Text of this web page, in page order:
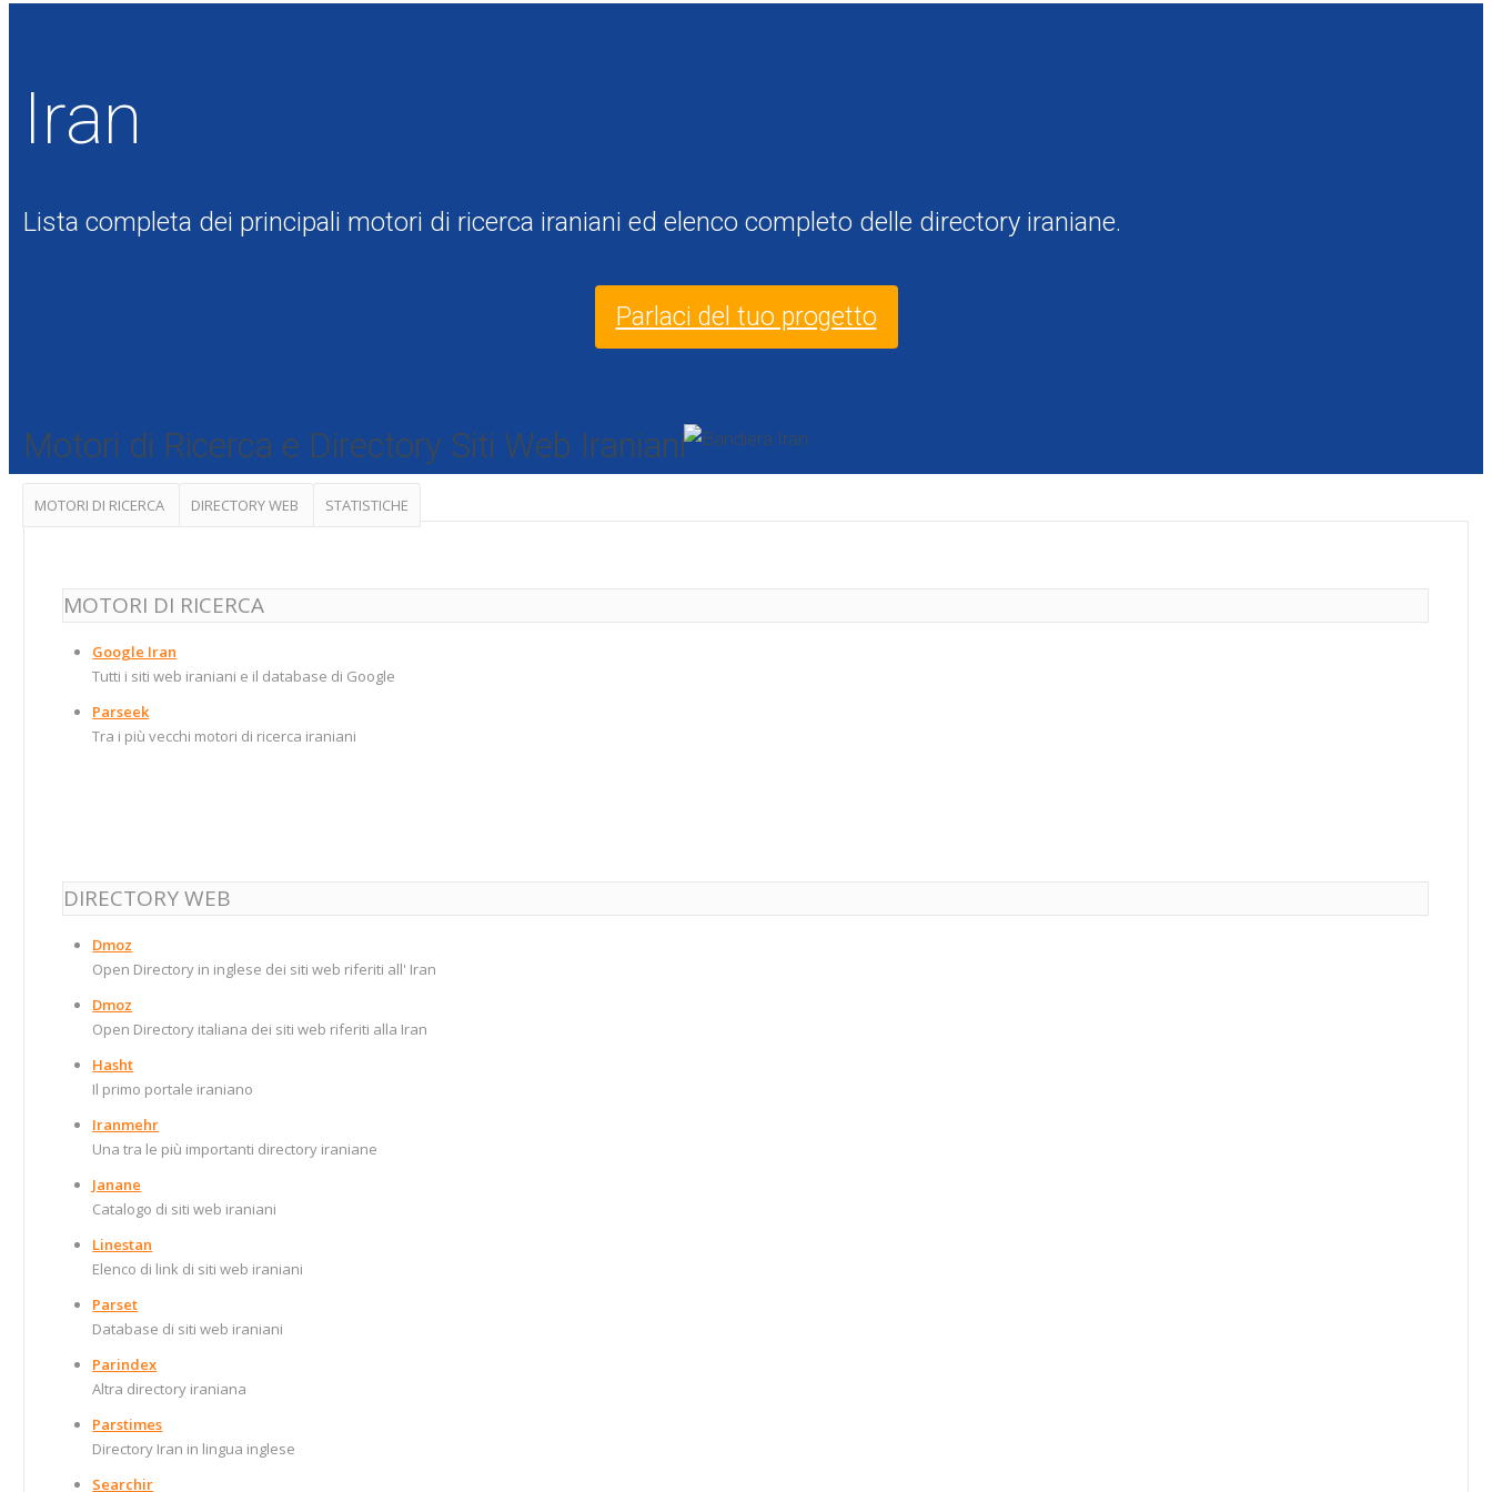
Iran
Lista completa dei principali motori di ricerca iraniani ed elenco completo delle directory iraniane.
Parlaci del tuo progetto
Motori di Ricerca e Directory Siti Web Iraniani
MOTORI DI RICERCA DIRECTORY WEB STATISTICHE
MOTORI DI RICERCA
Google Iran
Tutti i siti web iraniani e il database di Google
Parseek
Tra i più vecchi motori di ricerca iraniani
DIRECTORY WEB
Dmoz
Open Directory in inglese dei siti web riferiti all' Iran
Dmoz
Open Directory italiana dei siti web riferiti alla Iran
Hasht
Il primo portale iraniano
Iranmehr
Una tra le più importanti directory iraniane
Janane
Catalogo di siti web iraniani
Linestan
Elenco di link di siti web iraniani
Parset
Database di siti web iraniani
Parindex
Altra directory iraniana
Parstimes
Directory Iran in lingua inglese
Searchir